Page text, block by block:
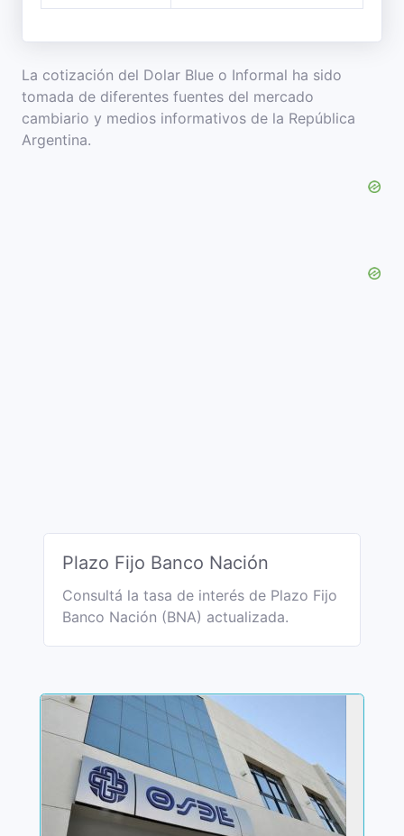
La cotización del Dolar Blue o Informal ha sido
tomada de diferentes fuentes del mercado
cambiario y medios informativos de la República
Argentina.
Plazo Fijo Banco Nación
Consultá la tasa de interés de Plazo Fijo
Banco Nación (BNA) actualizada.